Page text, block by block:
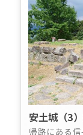
安土城（3
帰路にある